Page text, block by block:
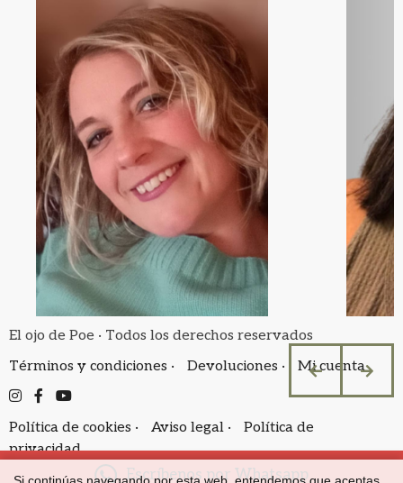
El ojo de Poe · Todos los derechos reservados
Términos y condiciones ·
Devoluciones · Mi cuenta
Política de cookies · Aviso legal ·
Política de
privacidad
Escríbenos por Whatsapp